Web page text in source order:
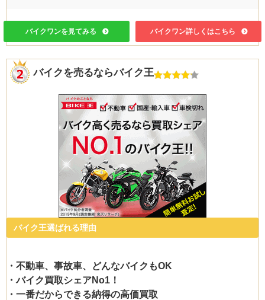
バイクワンを見てみる バイクワン詳しくはこちら
バイクを売るならバイク王
バイク王選ばれる理由
・不動車、事故車、どんなバイクもOK
・バイク買取シェアNo1！
・一番だからできる納得の高価買取